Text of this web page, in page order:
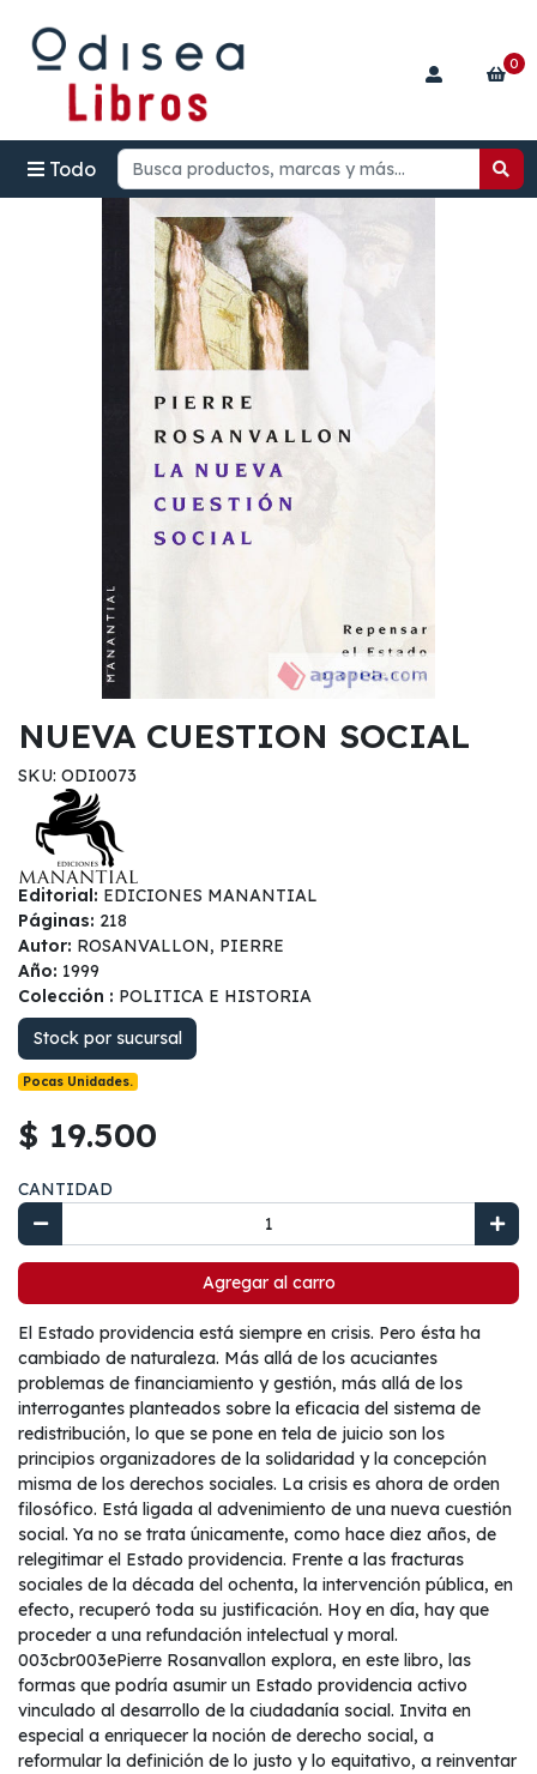
Todo
0
NUEVA CUESTION SOCIAL
SKU: ODI0073
Editorial: EDICIONES MANANTIAL
Páginas: 218
Autor: ROSANVALLON, PIERRE
Año: 1999
Colección : POLITICA E HISTORIA
Stock por sucursal
Pocas Unidades.
$ 19.500
CANTIDAD
Agregar al carro
El Estado providencia está siempre en crisis. Pero ésta ha
cambiado de naturaleza. Más allá de los acuciantes
problemas de financiamiento y gestión, más allá de los
interrogantes planteados sobre la eficacia del sistema de
redistribución, lo que se pone en tela de juicio son los
principios organizadores de la solidaridad y la concepción
misma de los derechos sociales. La crisis es ahora de orden
filosófico. Está ligada al advenimiento de una nueva cuestión
social. Ya no se trata únicamente, como hace diez años, de
relegitimar el Estado providencia. Frente a las fracturas
sociales de la década del ochenta, la intervención pública, en
efecto, recuperó toda su justificación. Hoy en día, hay que
proceder a una refundación intelectual y moral.
003cbr003ePierre Rosanvallon explora, en este libro, las
formas que podría asumir un Estado providencia activo
vinculado al desarrollo de la ciudadanía social. Invita en
especial a enriquecer la noción de derecho social, a
reformular la definición de lo justo y lo equitativo, a reinventar